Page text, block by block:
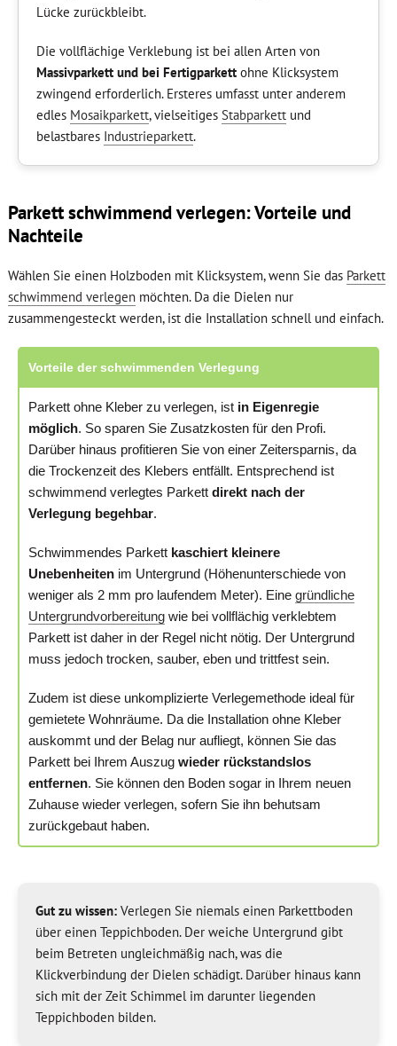
Lücke zurückbleibt.
Die vollflächige Verklebung ist bei allen Arten von
Massivparkett und bei Fertigparkett ohne Klicksystem
zwingend erforderlich. Ersteres umfasst unter anderem
edles Mosaikparkett, vielseitiges Stabparkettund
belastbares Industrieparkett.
Parkett schwimmend verlegen: Vorteile und
Nachteile
Wählen Sie einen Holzboden mit Klicksystem, wenn Sie das Parkett
schwimmend verlegen möchten. Da die Dielen nur
zusammengesteckt werden, ist die Installation schnell und einfach.
Vorteile der schwimmenden Verlegung
Parkett ohne Kleber zu verlegen, ist in Eigenregie
möglich. So sparen Sie Zusatzkosten für den Profi.
Darüber hinaus profitieren Sie von einer Zeitersparnis, da
die Trockenzeit des Klebers entfällt. Entsprechend ist
schwimmend verlegtes Parkett direkt nach der
Verlegung begehbar.
Schwimmendes Parkett kaschiert kleinere
Unebenheitenim Untergrund (Höhenunterschiede von
weniger als 2 mm pro laufendem Meter). Eine gründliche
Untergrundvorbereitungwie bei vollflächig verklebtem
Parkett ist daher in der Regel nicht nötig. Der Untergrund
muss jedoch trocken, sauber, eben und trittfest sein.
Zudem ist diese unkomplizierte Verlegemethode ideal für
gemietete Wohnräume. Da die Installation ohne Kleber
auskommt und der Belag nur aufliegt, können Sie das
Parkett bei Ihrem Auszug wieder rückstandslos
entfernen. Sie können den Boden sogar in Ihrem neuen
Zuhause wieder verlegen, sofern Sie ihn behutsam
zurückgebaut haben.
Gut zu wissen:Verlegen Sie niemals einen Parkettboden
über einen Teppichboden. Der weiche Untergrund gibt
beim Betreten ungleichmäßig nach, was die
Klickverbindung der Dielen schädigt. Darüber hinaus kann
sich mit der Zeit Schimmel im darunter liegenden
Teppichboden bilden.